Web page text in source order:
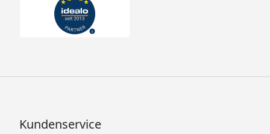
Kundenservice